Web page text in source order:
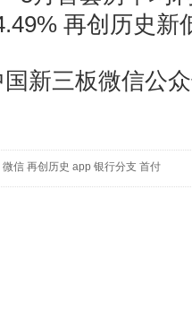
国新三板微信公
微信 再创历史 app 银行分支 首付